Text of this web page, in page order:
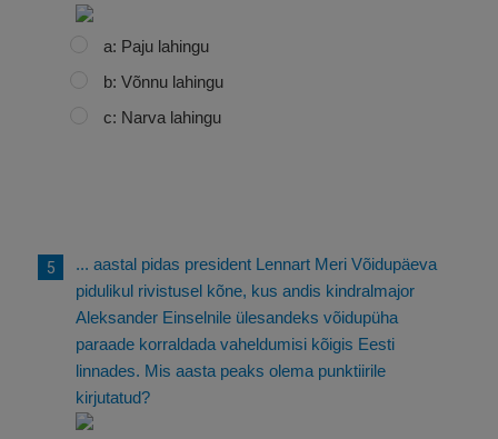
a: Paju lahingu
b: Võnnu lahingu
c: Narva lahingu
... aastal pidas president Lennart Meri Võidupäeva
pidulikul rivistusel kõne, kus andis kindralmajor
Aleksander Einselnile ülesandeks võidupüha
paraade korraldada vaheldumisi kõigis Eesti
linnades. Mis aasta peaks olema punktiirile
kirjutatud?